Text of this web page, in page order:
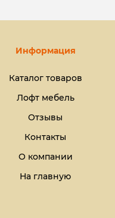
Информация
Каталог товаров
Лофт мебель
Отзывы
Контакты
О компании
На главную